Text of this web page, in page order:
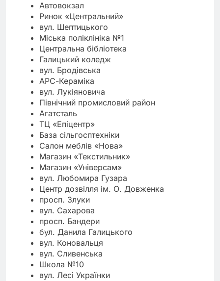
Автовокзал
Ринок «Центральний»
вул. Шептицького
Міська поліклініка №1
Центральна бібліотека
Галицький коледж
вул. Бродівська
АРС-Кераміка
вул. Лукіяновича
Північний промисловий район
Агатсталь
ТЦ «Епіцентр»
База сільгосптехніки
Салон меблів «Нова»
Магазин «Текстильник»
Магазин «Універсам»
вул. Любомира Гузара
Центр дозвілля ім. О. Довженка
просп. Злуки
вул. Сахарова
просп. Бандери
бул. Данила Галицького
вул. Коновальця
вул. Сливенська
Школа №10
вул. Лесі Українки